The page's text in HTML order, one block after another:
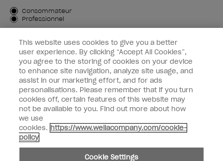
Type de client
Consommateur
Professionnel
M'INSCRIRE
Informations clients
OPI & vous
instagramfacebook
This website uses cookies to give you a better
user experience. By clicking “Accept All Cookies”,
you agree to the storing of cookies on your device
to enhance site navigation, analyze site usage, and
assist in our marketing effort, and for ads
personalisations. Please remember that if you turn
cookies off, certain features of this website may
not be available to you. Find out more about how
we use
cookies. https://www.wellacompany.com/cookie-
policy
Cookie Settings